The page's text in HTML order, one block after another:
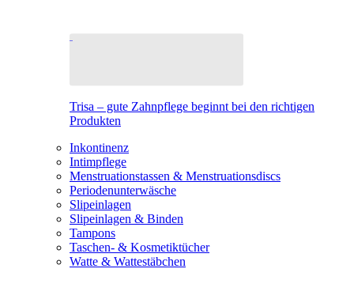
Trisa – gute Zahnpflege beginnt bei den richtigen
Produkten
Inkontinenz
Intimpflege
Menstruationstassen & Menstruationsdiscs
Periodenunterwäsche
Slipeinlagen
Slipeinlagen & Binden
Tampons
Taschen- & Kosmetiktücher
Watte & Wattestäbchen